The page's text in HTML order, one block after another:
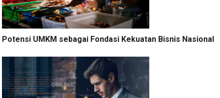
Potensi UMKM sebagai Fondasi Kekuatan Bisnis Nasional